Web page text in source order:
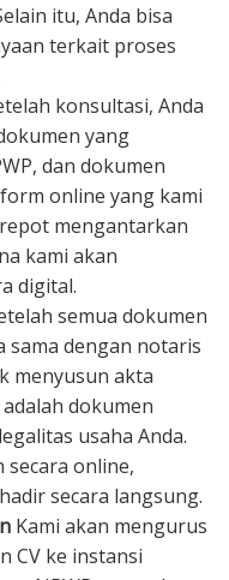
itu, Anda bisa
terkait proses
konsultasi, Anda
yang
dan dokumen
online yang kami
mengantarkan
kami akan
digital.
semua dokumen
sama dengan notaris
menyusun akta
dokumen
usaha Anda.
secara online,
secara langsung.
Kami akan mengurus
CV ke instansi